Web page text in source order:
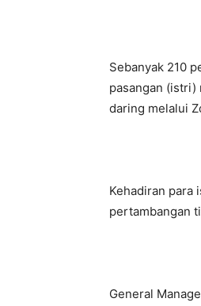
Sebanyak 210
pasangan
daring melalui
Kehadiran para
pertambangan
General